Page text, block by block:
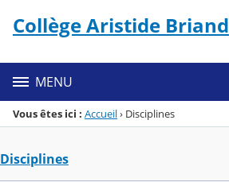
Menu de la rubrique
Contenu
Collège Aristide Briand
MENU
Vous êtes ici : Accueil› Disciplines
Disciplines